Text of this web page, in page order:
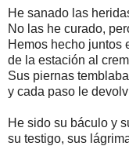
He sanado las
No las he curado,
Hemos hecho juntos
de la estación al
Sus piernas
y cada paso le
He sido su báculo y
su testigo, sus